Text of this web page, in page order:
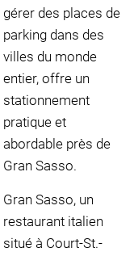
gérer des places de
parking dans des
villes du monde
entier, offre un
stationnement
pratique et
abordable près de
Gran Sasso.
Gran Sasso, un
restaurant italien
situé à Court-St.-